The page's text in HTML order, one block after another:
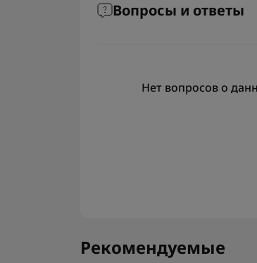
Вопросы и ответы
Нет вопросов о
Рекомендуемые